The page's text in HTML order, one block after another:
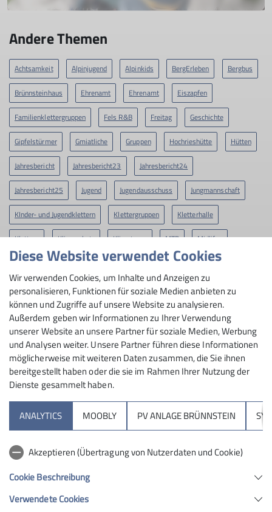
leichte Mehrseillängen in Arco
Andere Themen
Achtsamkeit Alpinjugend Alpinkids BergErleben Bergbus
Brünnsteinhaus Ehrenamt Ehrenamt Eiszapfen
Familienklettergruppen Fels R&B Freitag Geschichte
Gipfelstürmer Gmiatliche Gruppen Hochrieshütte Hütten
Jahresbericht Jahresbericht23 Jahresbericht24
Jahresbericht25 Jugend Jugendausschuss Jungmannschaft
KInder- und Jugendklettern Klettergruppen Kletterhalle
Klettern Klimaschutz Klimateam MTB Midlifes
Mittwoch Nachhaltigkeit Nachruf Natur Naturschutz
News ROpies RoBergAktiv Rock&Bloc SO-Gruppen
Sektionsleben Slackline Tourenbericht TrainerIntern
Wandertreff Veronika Wege Wettkampf R&B
Sektion
Hochrieshütte
Sektion Rosenheim des Deutschen Alpenvereins e.V.
Diese Website verwendet Cookies
Wir verwenden Cookies, um Inhalte und Anzeigen zu
personalisieren, Funktionen für soziale Medien anbieten zu
können und Zugriffe auf unsere Website zu analysieren.
Außerdem geben wir Informationen zu Ihrer Verwendung
unserer Website an unsere Partner für soziale Medien, Werbung
und Analysen weiter. Unsere Partner führen diese Informationen
möglicherweise mit weiteren Daten zusammen, die Sie ihnen
bereitgestellt haben oder die sie im Rahmen Ihrer Nutzung der
Dienste gesammelt haben.
ANALYTICS MOOBLY PV ANLAGE BRÜNNSTEIN
Akzeptieren (Übertragung von Nutzerdaten und Cookie)
Cookie Beschreibung
Verwendete Cookies